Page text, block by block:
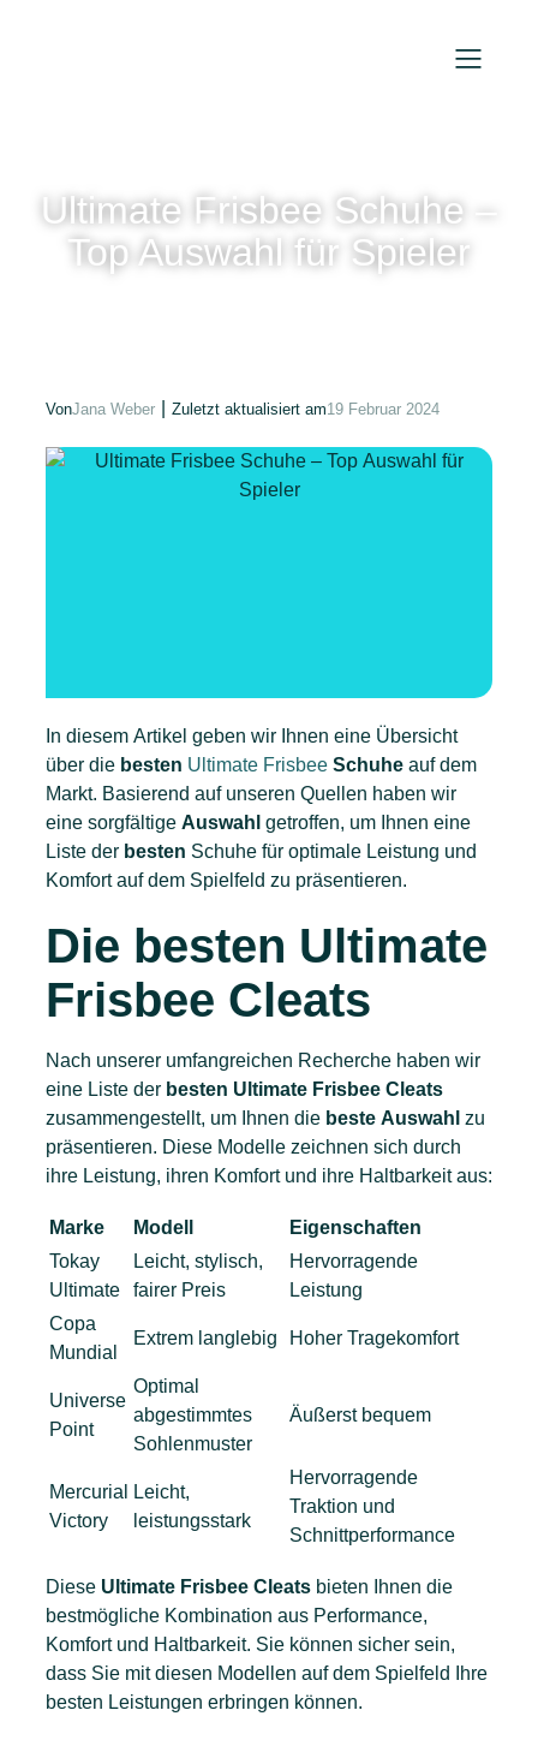
Ultimate Frisbee Schuhe –
Top Auswahl für Spieler
VonJana Weber Zuletzt aktualisiert am19 Februar 2024
In diesem Artikel geben wir Ihnen eine Übersicht
über die besten Ultimate Frisbee Schuhe auf dem
Markt. Basierend auf unseren Quellen haben wir
eine sorgfältige Auswahl getroffen, um Ihnen eine
Liste der besten Schuhe für optimale Leistung und
Komfort auf dem Spielfeld zu präsentieren.
Die besten Ultimate
Frisbee Cleats
Nach unserer umfangreichen Recherche haben wir
eine Liste der besten Ultimate Frisbee Cleats
zusammengestellt, um Ihnen die beste Auswahl zu
präsentieren. Diese Modelle zeichnen sich durch
ihre Leistung, ihren Komfort und ihre Haltbarkeit aus:
Marke Modell
Eigenschaften
Tokay
Ultimate
Leicht, stylisch,
fairer Preis
Hervorragende
Leistung
Copa
Mundial
Extrem langlebig Hoher Tragekomfort
Universe
Point
Optimal
abgestimmtes
Sohlenmuster
Äußerst bequem
Mercurial
Victory
Leicht,
leistungsstark
Hervorragende
Traktion und
Schnittperformance
Diese Ultimate Frisbee Cleats bieten Ihnen die
bestmögliche Kombination aus Performance,
Komfort und Haltbarkeit. Sie können sicher sein,
dass Sie mit diesen Modellen auf dem Spielfeld Ihre
besten Leistungen erbringen können.